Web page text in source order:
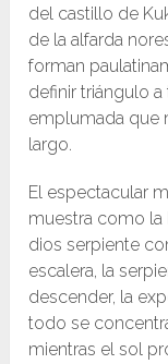
del castillo de
de la alfarda
forman
definir triángulo
emplumada que
largo.
El espectacular
muestra como la
dios serpiente
escalera, la
descender, la
todo se
mientras el sol